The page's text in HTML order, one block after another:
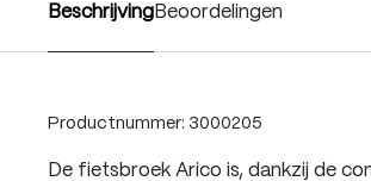
Beschrijving Beoordelingen
Productnummer: 3000205
De fietsbroek Arico is, dankzij de